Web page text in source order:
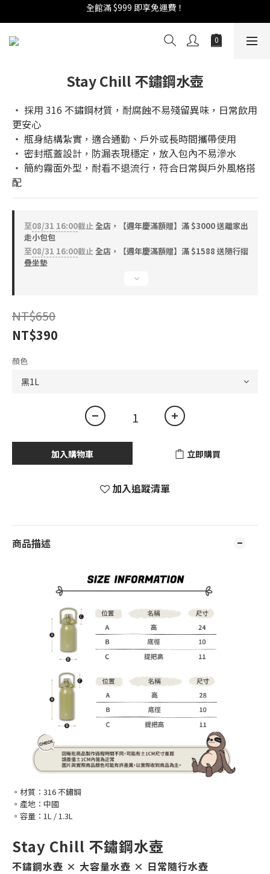
週年慶活開跑：全館88折 | 買1送1 | 滿額贈！
全館滿 $999 即享免運費！
週年慶活開跑：全館88折 | 買1送1 | 滿額贈！
Stay Chill 不鏽鋼水壺
‧ 採用 316 不鏽鋼材質，耐腐蝕不易殘留異味，日常飲用
更安心
‧ 瓶身結構紮實，適合通勤、戶外或長時間攜帶使用
‧ 密封瓶蓋設計，防漏表現穩定，放入包內不易滲水
‧ 簡約霧面外型，耐看不退流行，符合日常與戶外風格搭
配
至08/31 16:00截止全店，【週年慶滿額贈】滿 $3000 送離家出
走小包包
至08/31 16:00截止全店，【週年慶滿額贈】滿 $1588 送隨行摺
疊坐墊
NT$650
NT$390
顏色
加入購物車 立即購買
加入追蹤清單
商品描述
。材質：316 不鏽鋼
。產地：中國
。容量：1L / 1.3L
Stay Chill 不鏽鋼水壺
不鏽鋼水壺 × 大容量水壺 × 日常隨行水壺